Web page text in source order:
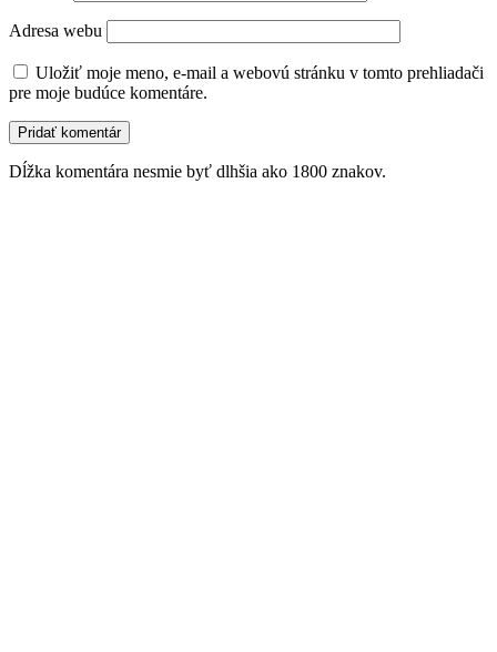
Adresa webu
Uložiť moje meno, e-mail a webovú stránku v tomto prehliadači
pre moje budúce komentáre.
Dĺžka komentára nesmie byť dlhšia ako 1800 znakov.